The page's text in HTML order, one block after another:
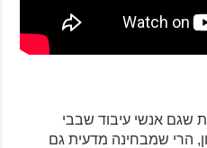
שגם אנשי עיבוד שבבי
הרי שמבחינה מדעית גם